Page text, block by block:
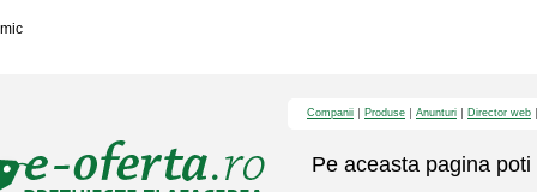
mic
Companii Produse Anunturi Director web
Pe aceasta pagina poti